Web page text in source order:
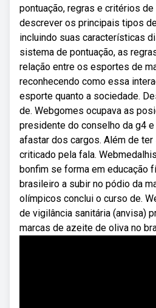
pontuação, regras e critérios
descrever os principais tipos
incluindo suas características
sistema de pontuação, as
relação entre os esportes de
reconhecendo como essa
esporte quanto a sociedade.
de. Webgomes ocupava as
presidente do conselho da g4
afastar dos cargos. Além de
criticado pela fala.
bonfim se forma em educação
brasileiro a subir no pódio da
olímpicos conclui o curso de.
de vigilância sanitária (anvisa)
marcas de azeite de oliva no